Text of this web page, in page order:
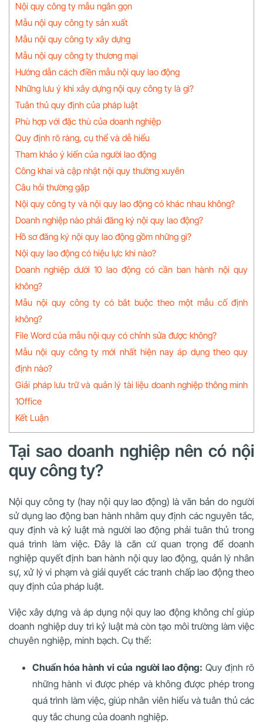
Nội quy công ty mẫu ngắn gọn
Mẫu nội quy công ty sản xuất
Mẫu nội quy công ty xây dựng
Mẫu nội quy công ty thương mại
Hướng dẫn cách điền mẫu nội quy lao động
Những lưu ý khi xây dựng nội quy công ty là gì?
Tuân thủ quy định của pháp luật
Phù hợp với đặc thù của doanh nghiệp
Quy định rõ ràng, cụ thể và dễ hiểu
Tham khảo ý kiến của người lao động
Công khai và cập nhật nội quy thường xuyên
Câu hỏi thường gặp
Nội quy công ty và nội quy lao động có khác nhau không?
Doanh nghiệp nào phải đăng ký nội quy lao động?
Hồ sơ đăng ký nội quy lao động gồm những gì?
Nội quy lao động có hiệu lực khi nào?
Doanh nghiệp dưới 10 lao động có cần ban hành nội quy
không?
Mẫu nội quy công ty có bắt buộc theo một mẫu cố định
không?
File Word của mẫu nội quy có chỉnh sửa được không?
Mẫu nội quy công ty mới nhất hiện nay áp dụng theo quy
định nào?
Giải pháp lưu trữ và quản lý tài liệu doanh nghiệp thông minh
1Office
Kết Luận
Tại sao doanh nghiệp nên có nội
quy công ty?
Nội quy công ty (hay nội quy lao động) là văn bản do người
sử dụng lao động ban hành nhằm quy định các nguyên tắc,
quy định và kỷ luật mà người lao động phải tuân thủ trong
quá trình làm việc. Đây là căn cứ quan trọng để doanh
nghiệp quyết định ban hành nội quy lao động, quản lý nhân
sự, xử lý vi phạm và giải quyết các tranh chấp lao động theo
quy định của pháp luật.
Việc xây dựng và áp dụng nội quy lao động không chỉ giúp
doanh nghiệp duy trì kỷ luật mà còn tạo môi trường làm việc
chuyên nghiệp, minh bạch. Cụ thể:
Chuẩn hóa hành vi của người lao động: Quy định rõ
những hành vi được phép và không được phép trong
quá trình làm việc, giúp nhân viên hiểu và tuân thủ các
quy tắc chung của doanh nghiệp.